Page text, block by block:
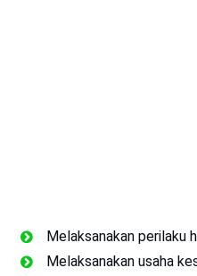
Melaksanakan perilaku
Melaksanakan usaha